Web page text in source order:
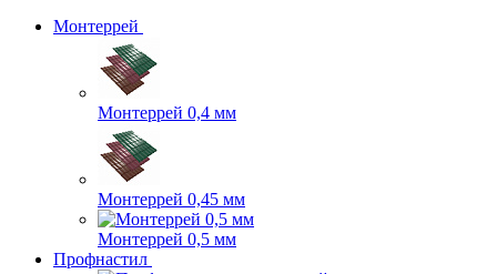
Монтеррей
Монтеррей 0,4 мм
Монтеррей 0,45 мм
Монтеррей 0,5 мм
Профнастил